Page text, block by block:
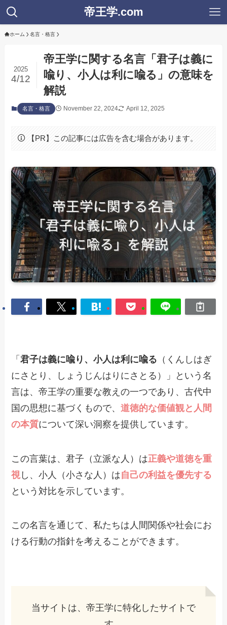
帝王学.com
ホーム 名言・格言
帝王学に関する名言「君子は義に
喩り、小人は利に喩る」の意味を
解説
2025
4/12
名言・格言 November 22, 2024 April 12, 2025
【PR】この記事には広告を含む場合があります。
「君子は義に喩り、小人は利に喩る （くんしはぎ
にさとり、しょうじんはりにさとる）」という名
言は、帝王学の重要な教えの一つであり、古代中
国の思想に基づくもので、道徳的な価値観と人間
の本質について深い洞察を提供しています。
この言葉は、君子（立派な人）は正義や道徳を重
視 し、小人（小さな人）は自己の利益を優先する
という対比を示しています。
この名言を通じて、私たちは人間関係や社会にお
ける行動の指針を考えることができます。
当サイトは、帝王学に特化したサイトで